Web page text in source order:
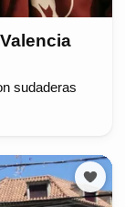
sudaderas